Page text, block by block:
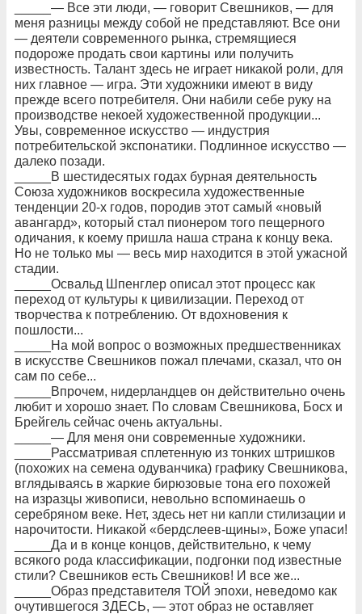
_____— Все эти люди, — говорит Свешников, — для
меня разницы между собой не представляют. Все они
— деятели современного рынка, стремящиеся
подороже продать свои картины или получить
известность. Талант здесь не играет никакой роли, для
них главное — игра. Эти художники имеют в виду
прежде всего потребителя. Они набили себе руку на
производстве некоей художественной продукции...
Увы, современное искусство — индустрия
потребительской экспонатики. Подлинное искусство —
далеко позади.
_____В шестидесятых годах бурная деятельность
Союза художников воскресила художественные
тенденции 20-х годов, породив этот самый «новый
авангард», который стал пионером того пещерного
одичания, к коему пришла наша страна к концу века.
Но не только мы — весь мир находится в этой ужасной
стадии.
_____Освальд Шпенглер описал этот процесс как
переход от культуры к цивилизации. Переход от
творчества к потреблению. От вдохновения к
пошлости...
_____На мой вопрос о возможных предшественниках
в искусстве Свешников пожал плечами, сказал, что он
сам по себе...
_____Впрочем, нидерландцев он действительно очень
любит и хорошо знает. По словам Свешникова, Босх и
Брейгель сейчас очень актуальны.
_____— Для меня они современные художники.
_____Рассматривая сплетенную из тонких штришков
(похожих на семена одуванчика) графику Свешникова,
вглядываясь в жаркие бирюзовые тона его похожей
на изразцы живописи, невольно вспоминаешь о
серебряном веке. Нет, здесь нет ни капли стилизации и
нарочитости. Никакой «бердслеев-щины», Боже упаси!
_____Да и в конце концов, действительно, к чему
всякого рода классификации, подгонки под известные
стили? Свешников есть Свешников! И все же...
_____Образ представителя ТОЙ эпохи, неведомо как
очутившегося ЗДЕСЬ, — этот образ не оставляет